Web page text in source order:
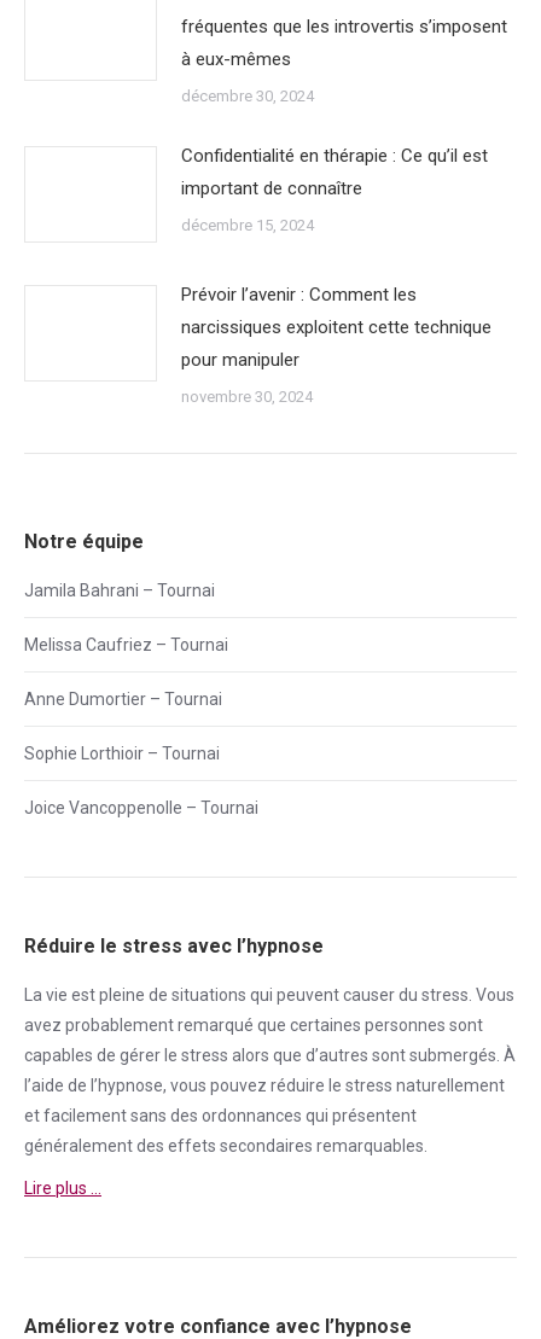
fréquentes que les introvertis s’imposent
à eux-mêmes
décembre 30, 2024
Confidentialité en thérapie : Ce qu’il est
important de connaître
décembre 15, 2024
Prévoir l’avenir : Comment les
narcissiques exploitent cette technique
pour manipuler
novembre 30, 2024
Notre équipe
Jamila Bahrani – Tournai
Melissa Caufriez – Tournai
Anne Dumortier – Tournai
Sophie Lorthioir – Tournai
Joice Vancoppenolle – Tournai
Réduire le stress avec l’hypnose
La vie est pleine de situations qui peuvent causer du stress . Vous
avez probablement remarqué que certaines personnes sont
capables de gérer le stress alors que d’autres sont submergés. À
l’aide de l’hypnose, vous pouvez réduire le stress naturellement
et facilement sans des ordonnances qui présentent
généralement des effets secondaires remarquables.
Lire plus …
Améliorez votre confiance avec l’hypnose